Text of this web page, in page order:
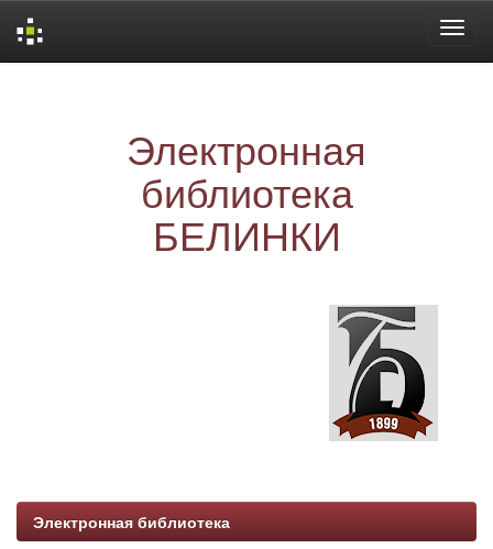
Электронная
библиотека
БЕЛИНКИ
Электронная библиотека